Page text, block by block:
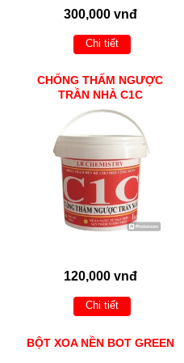
300,000 vnđ
Chi tiết
CHỐNG THẤM NGƯỢC
TRẦN NHÀ C1C
120,000 vnđ
Chi tiết
BỘT XOA NỀN BOT GREEN